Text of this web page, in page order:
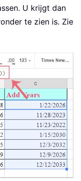
U krijgt dan
te zien is. Zie